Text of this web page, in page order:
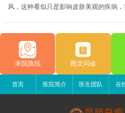
风，这种看似只是影响皮肤美观的疾病，
来院路线 图文问诊
首页 医院简介 医生团队 在